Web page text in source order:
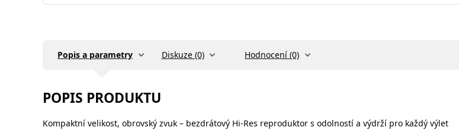
Popis a parametry Diskuze (0) Hodnocení (0)
POPIS PRODUKTU
Kompaktní velikost, obrovský zvuk – bezdrátový Hi-Res reproduktor s odolností a výdrží pro každý výlet